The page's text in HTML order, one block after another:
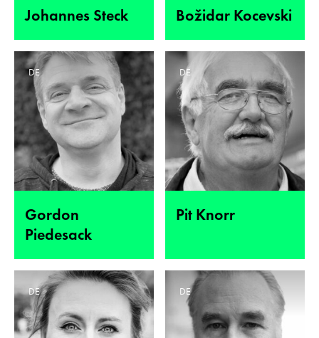
Johannes Steck Božidar Kocevski
Gordon
Piedesack
DE
Pit Knorr
DE
DE DE